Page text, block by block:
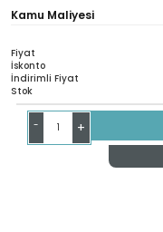
Kamu Maliyesi
Fiyat
İskonto
İndirimli Fiyat
Stok
- +